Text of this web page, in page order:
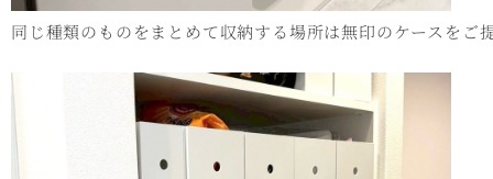
同じ種類のものをまとめて収納する場所は無印のケースをご